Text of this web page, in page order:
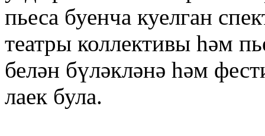
пьеса буенча куелган
театры коллективы һәм
белән бүләкләнә һәм
лаек була.